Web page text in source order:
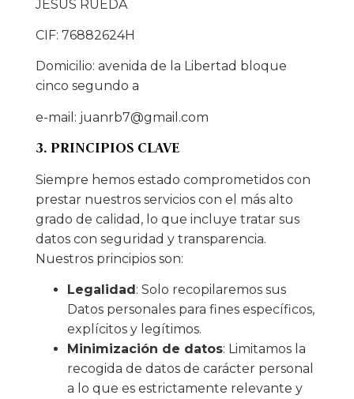
JESUS RUEDA
CIF: 76882624H
Domicilio: avenida de la Libertad bloque
cinco segundo a
e-mail: juanrb7@gmail.com
3. PRINCIPIOS CLAVE
Siempre hemos estado comprometidos con
prestar nuestros servicios con el más alto
grado de calidad, lo que incluye tratar sus
datos con seguridad y transparencia.
Nuestros principios son:
Legalidad : Solo recopilaremos sus
Datos personales para fines específicos,
explícitos y legítimos.
Minimización de datos: Limitamos la
recogida de datos de carácter personal
a lo que es estrictamente relevante y